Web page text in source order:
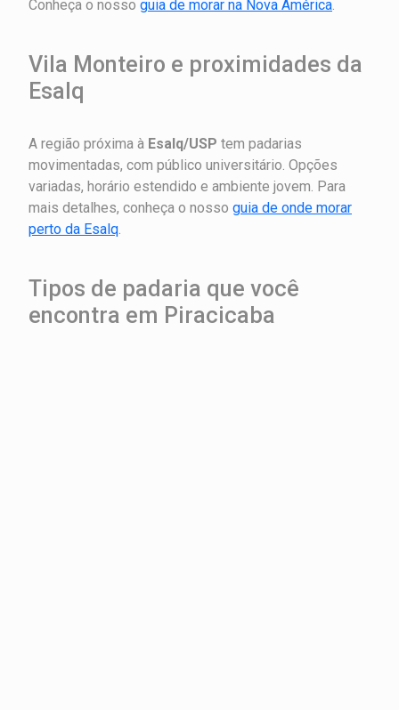
Conheça o nosso guia de morar na Nova América.
Vila Monteiro e proximidades da
Esalq
A região próxima à Esalq/USP tem padarias
movimentadas, com público universitário. Opções
variadas, horário estendido e ambiente jovem. Para
mais detalhes, conheça o nosso guia de onde morar
perto da Esalq.
Tipos de padaria que você
encontra em Piracicaba